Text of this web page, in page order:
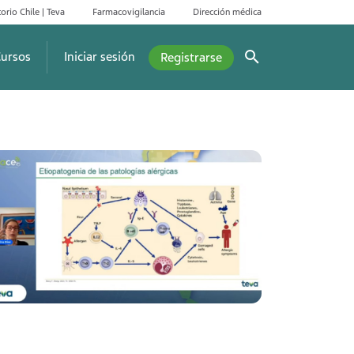
Chile | Teva Farmacovigilancia Dirección médica
Iniciar sesión Registrarse